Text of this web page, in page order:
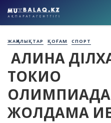
ЖАҢАЛЫҚТАР ҚОҒАМ СПОРТ
АЛИНА
ТОКИО
ЖОЛДАМА